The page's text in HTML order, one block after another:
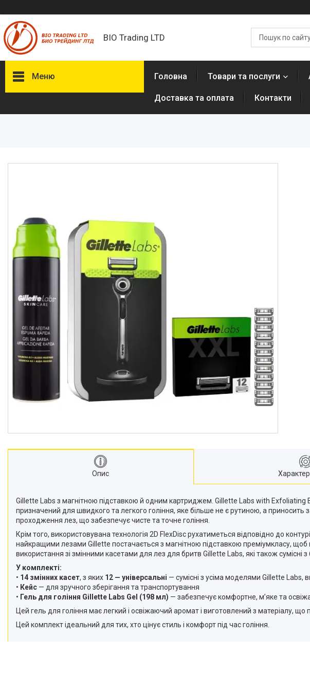
BIO Trading LTD
Меню
(пітон, крокодил)
Взуття
Екіпірування для полювання та
риболовлі
Засоби приглушення
Побутова хімія з Європи
Аксесуари для мобільних
телефонів
Чай, кава
Парфумерія
Жіночі епілятори
Про нас
Головна Товари та послуги
Доставка та оплата Контакти
Опис
Gillette Labs з магнітною підставкою й одним картриджем. Gillette Labs with
призначений для швидкого та легкого гоління, яке більше не є рутиною, а
проходження лез, що забезпечує чисте та точне гоління.
Крім того, використовувана технологія 2D FlexDisc рухатиметься відповідно до
найкращими лезами Gillette постачається з магнітною підставкою преміумкласу, щоб
використання зі змінними касетами для лез для бритв Gillette Labs, які також сумісні з
У комплекті:
• 14 змінних касет, з яких 12 — універсальні — сумісні з усіма моделями Gillette
• Кейс — для зручного зберігання та транспортування
• Гель для гоління Gillette Labs Gel (198 мл) — забезпечує комфортне, м’яке та
Цей гель для гоління має легкий і освіжаючий аромат і виготовлений з матеріалу, що
Цей комплект ідеальний для тих, хто цінує стиль і комфорт під час гоління.